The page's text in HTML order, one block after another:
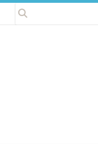
Spring
naar